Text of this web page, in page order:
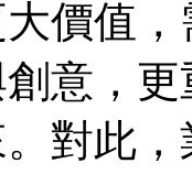
價值
意，
對此